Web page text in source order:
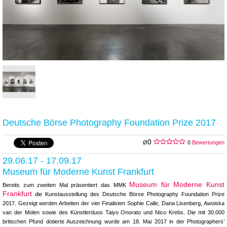
Deutsche Börse Photography Foundation Prize 2017
Ø0 0 Bewertungen
29.06.17 - 17.09.17
Museum für Moderne Kunst Frankfurt
Bereits zum zweiten Mal präsentiert das MMK
Museum für Moderne Kunst
Frankfurt die Kunstausstellung des Deutsche Börse Photography Foundation Prize
2017. Gezeigt werden Arbeiten der vier Finalisten Sophie Calle, Dana Lixenberg, Awoiska
van der Molen sowie des Künstlerduos Taiyo Onorato und Nico Krebs. Die mit 30.000
britischen Pfund dotierte Auszeichnung wurde am 18. Mai 2017 in der Photographers’